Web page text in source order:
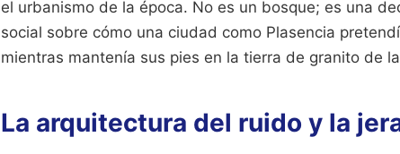
el urbanismo de la época. No es un bosque; es una
social sobre cómo una ciudad como Plasencia
mientras mantenía sus pies en la tierra de granito de
La arquitectura del ruido y la